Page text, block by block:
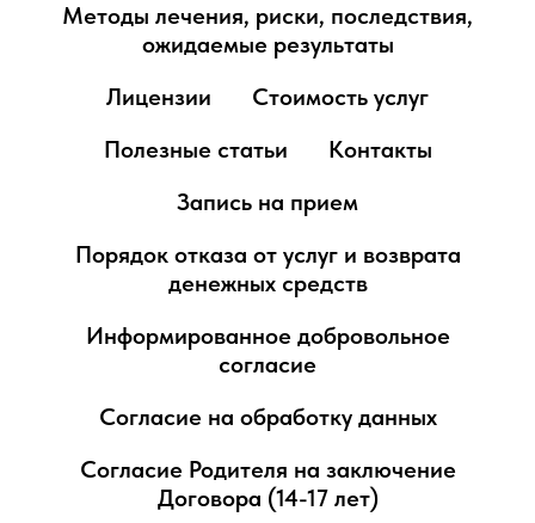
Методы лечения, риски, последствия,
ожидаемые результаты
Лицензии
Стоимость услуг
Полезные статьи
Контакты
Запись на прием
Порядок отказа от услуг и возврата
денежных средств
Информированное добровольное
согласие
Согласие на обработку данных
Согласие Родителя на заключение
Договора (14-17 лет)